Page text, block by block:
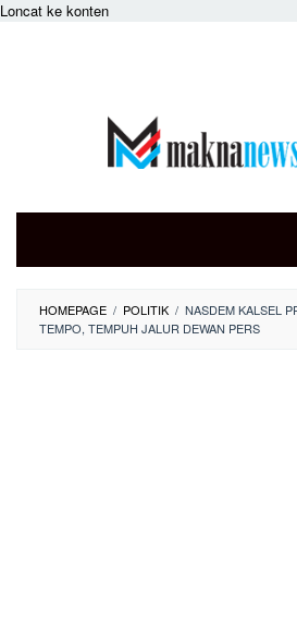
Loncat ke konten
HOMEPAGE / POLITIK / NASDEM KALSEL
TEMPO, TEMPUH JALUR DEWAN PERS